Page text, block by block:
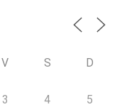
V S D
3 4 5